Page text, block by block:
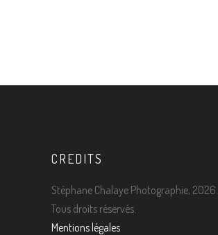
CREDITS
Stéphane Chalaye Photographie, 2026.
Tous droits réservés.
Mentions légales